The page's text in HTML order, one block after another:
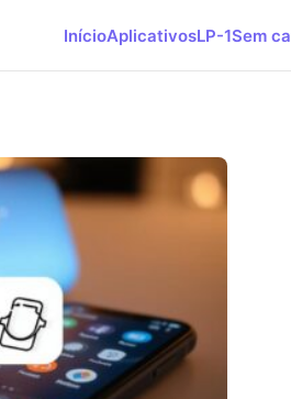
InícioAplicativosLP-1Sem